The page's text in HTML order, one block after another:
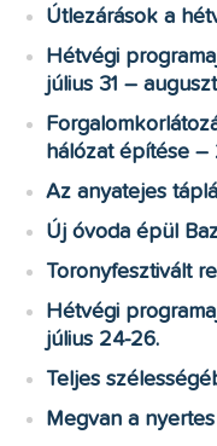
Útlezárások a
Hétvégi
július 31 –
hálózat építése –
Az anyatejes
Új óvoda épül
Toronyfesztivált
Hétvégi
július 24-26.
Teljes
Megvan a